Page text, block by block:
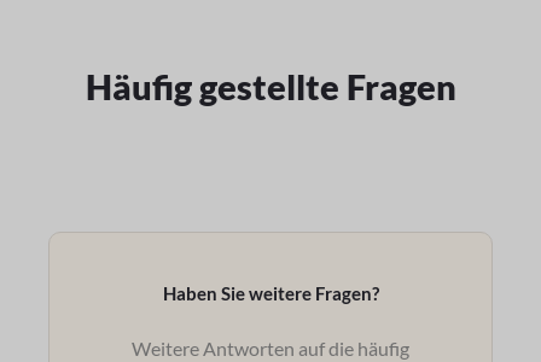
Häufig gestellte Fragen
Haben Sie weitere Fragen?
Weitere Antworten auf die häufig